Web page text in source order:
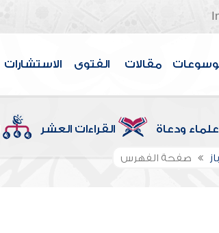
مقالات الفتوى الاستشارات
علماء ودعاة القراءات العشر
صفحة الفهرس